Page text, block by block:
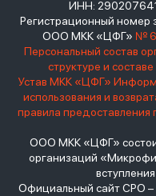
ИНН:
Регистрационный номер
ООО МКК «ЦФГ» №
Персональный состав
структуре и
Устав МКК «ЦФГ»
использования и
правила
ООО МКК «ЦФГ»
организаций
Официальный сайт СРО –